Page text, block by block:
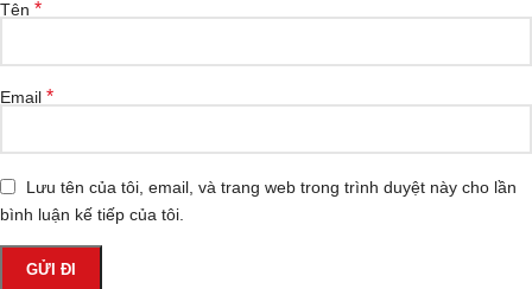
Tên *
Email *
Lưu tên của tôi, email, và trang web trong trình duyệt này cho lần
bình luận kế tiếp của tôi.